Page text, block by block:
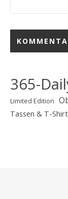
365-
Limited Edition
Tassen & T-